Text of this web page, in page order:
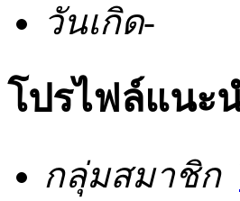
วันเกิด-
โปรไฟล์แนะ
กลุ่มสมาชิก